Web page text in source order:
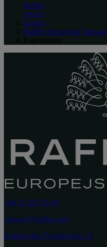
Raffles
French
Europe
Raffles Europejski Warsaw
+48 22 255 95 00
warsaw@raffles.com
Krakowskie Przedmieście 13